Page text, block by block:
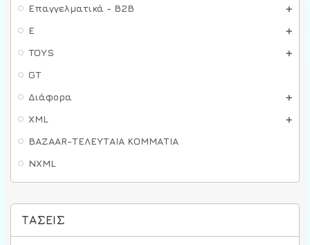
Επαγγελματικά - B2B
E
TOYS
GT
Διάφορα
XML
BAZAAR-ΤΕΛΕΥΤΑΙΑ ΚΟΜΜΑΤΙΑ
NXML
ΤΆΣΕΙΣ